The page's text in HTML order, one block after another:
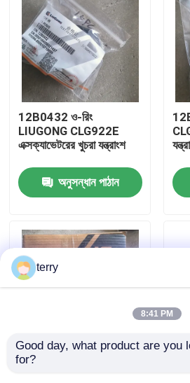
পণ্য
আমাদের সম্পর্কে
কারখানা ভ্রমণ
মান নিয়ন্ত্রণ
আমাদের সাথে যোগাযোগ করুন
খবর
উদ্ধৃতির জন্য আবেদন
12B0432 ও-রিং
LIUGONG CLG922E
এক্সক্যাভেটরের খুচরা যন্ত্রাংশ
অনুসন্ধান পাঠান
SP200834 সিল কিট
terry
8:41 PM
Good day, what product are you
for?